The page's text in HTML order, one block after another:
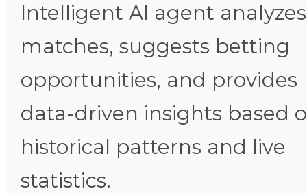
Intelligent AI agent analyzes
matches, suggests betting
opportunities, and provides
data-driven insights based
historical patterns and live
statistics.